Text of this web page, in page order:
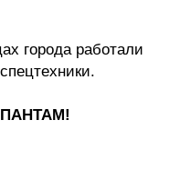
города работали